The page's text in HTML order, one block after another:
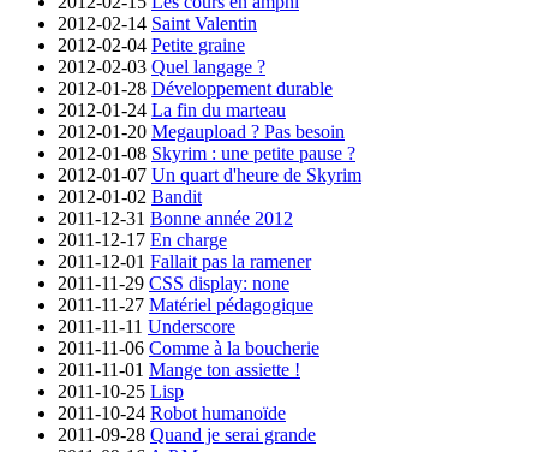
2012-02-14 Saint Valentin
2012-02-04 Petite graine
2012-02-03 Quel langage ?
2012-01-28 Développement durable
2012-01-24 La fin du marteau
2012-01-20 Megaupload ? Pas besoin
2012-01-08 Skyrim : une petite pause ?
2012-01-07 Un quart d'heure de Skyrim
2012-01-02 Bandit
2011-12-31 Bonne année 2012
2011-12-17 En charge
2011-12-01 Fallait pas la ramener
2011-11-29 CSS display: none
2011-11-27 Matériel pédagogique
2011-11-11 Underscore
2011-11-06 Comme à la boucherie
2011-11-01 Mange ton assiette !
2011-10-25 Lisp
2011-10-24 Robot humanoïde
2011-09-28 Quand je serai grande